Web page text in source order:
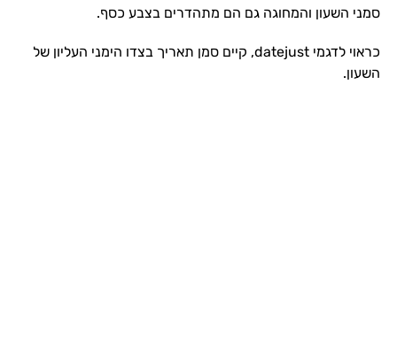
סמני השעון והמחוגה גם הם מתהדרים בצבע כסף.
כראוי לדגמי datejust, קיים סמן תאריך בצדו הימני העליון של
השעון.